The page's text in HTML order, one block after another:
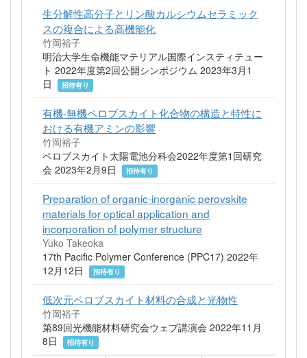
生分解性高分子とリン酸カルシウムセラミック
スの複合による高機能化
竹岡裕子
明治大学生命機能マテリアル国際インスティテュー
ト 2022年度第2回公開シンポジウム 2023年3月1
日
招待有り
有機‐無機ペロブスカイト化合物の構造と特性に
おける有機アミンの影響
竹岡裕子
ペロブスカイト太陽電池分科会2022年度第1回研究
会 2023年2月9日
招待有り
Preparation of organic-inorganic perovskite
materials for optical application and
incorporation of polymer structure
Yuko Takeoka
17th Pacific Polymer Conference (PPC17) 2022年
12月12日
招待有り
低次元ペロブスカイト材料の合成と光物性
竹岡裕子
第89回光機能材料研究会ウェブ講演会 2022年11月
8日
招待有り